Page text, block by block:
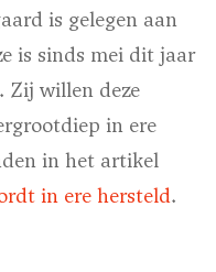
is gelegen aan
is sinds mei dit jaar
Zij willen deze
in ere
in het artikel
in ere hersteld.